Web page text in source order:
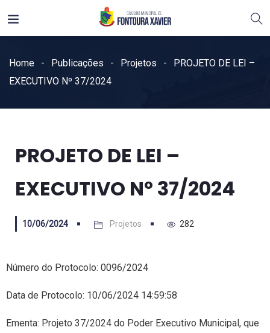
Home Publicações Projetos
PROJETO DE LEI –
EXECUTIVO Nº 37/2024
PROJETO DE LEI –
EXECUTIVO Nº 37/2024
10/06/2024 Projetos 282
Número do Protocolo: 0096/2024
Data de Protocolo: 10/06/2024 14:59:58
Ementa: Projeto 37/2024 do Poder Executivo Municipal, que